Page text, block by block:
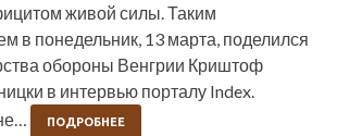
живой силы. Таким
в понедельник, 13 марта, поделился
обороны Венгрии Криштоф
в интервью порталу Index.
ПОДРОБНЕЕ